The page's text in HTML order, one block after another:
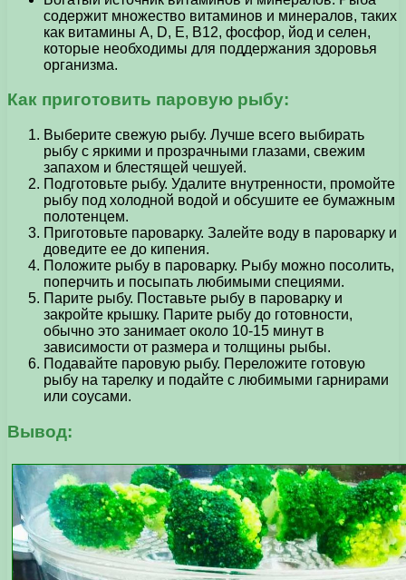
содержит множество витаминов и минералов, таких
как витамины А, D, E, В12, фосфор, йод и селен,
которые необходимы для поддержания здоровья
организма.
Как приготовить паровую рыбу:
Выберите свежую рыбу. Лучше всего выбирать
рыбу с яркими и прозрачными глазами, свежим
запахом и блестящей чешуей.
Подготовьте рыбу. Удалите внутренности, промойте
рыбу под холодной водой и обсушите ее бумажным
полотенцем.
Приготовьте пароварку. Залейте воду в пароварку и
доведите ее до кипения.
Положите рыбу в пароварку. Рыбу можно посолить,
поперчить и посыпать любимыми специями.
Парите рыбу. Поставьте рыбу в пароварку и
закройте крышку. Парите рыбу до готовности,
обычно это занимает около 10-15 минут в
зависимости от размера и толщины рыбы.
Подавайте паровую рыбу. Переложите готовую
рыбу на тарелку и подайте с любимыми гарнирами
или соусами.
Вывод: